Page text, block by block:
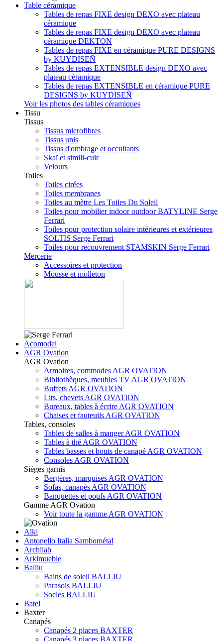
Table céramique
Tables de repas FIXE design DEXO avec plateau
céramique
Tables de repas FIXE design DEXO avec plateau
céramique DEKTON
Tables de repas FIXE en céramique PURE DESIGNS
by KUYDISEÑ
Tables de repas EXTENSIBLE design DEXO avec
plateau céramique
Tables de repas EXTENSIBLE en céramique PURE
DESIGNS by KUYDISEÑ
Voir les photos des tables céramiques
Tissu
Tissus
Tissus microfibres
Tissus unis
Tissus d'ombrage et occultants
Skaï et simili-cuir
Velours
Toiles
Toiles cirées
Toiles membranes
Toiles au mètre Les Toiles Du Soleil
Toiles pour mobilier indoor outdoor BATYLINE Serge
Ferrari
Toiles pour protection solaire intérieures et extérieures
SOLTIS Serge Ferrari
Toiles pour recouvrement STAMSKIN Serge Ferrari
Mercerie
Accessoires et protection
Mousse et molleton
Acomodel
AGR Ovation
AGR Ovation
Armoires, commodes AGR OVATION
Bibliothèques, meubles TV AGR OVATION
Buffets AGR OVATION
Lits, chevets AGR OVATION
Bureaux, tables à écrire AGR OVATION
Chaises et fauteuils AGR OVATION
Tables, consoles
Tables de salles à manger AGR OVATION
Tables à thé AGR OVATION
Tables basses et bouts de canapé AGR OVATION
Consoles AGR OVATION
Sièges garnis
Bergères, marquises AGR OVATION
Sofas, canapés AGR OVATION
Banquettes et poufs AGR OVATION
Gamme AGR Ovation
Voir toute la gamme AGR OVATION
Alki
Antonello Italia Sambométal
Archilab
Arkimueble
Balliu
Bains de soleil BALLIU
Parasols BALLIU
Socles BALLIU
Batel
Baxter
Canapés
Canapés 2 places BAXTER
Canapés 3 places BAXTER